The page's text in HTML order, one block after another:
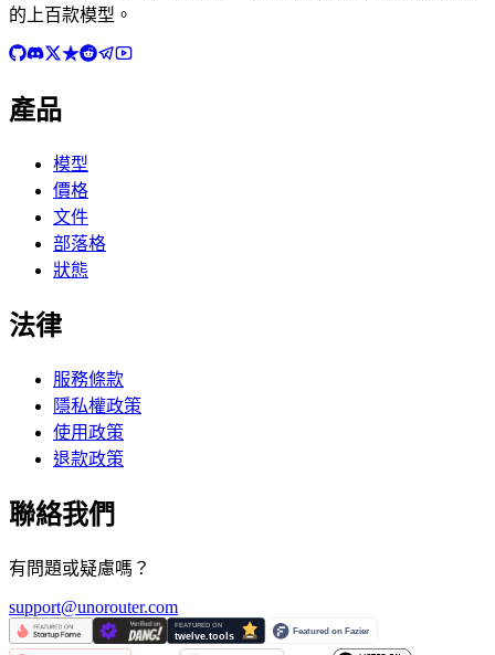
的上百款模型。
產品
模型
價格
文件
部落格
狀態
法律
服務條款
隱私權政策
使用政策
退款政策
聯絡我們
有問題或疑慮嗎？
support@unorouter.com